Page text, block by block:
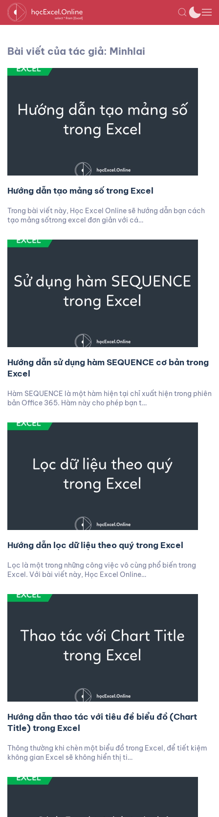
Bài viết của tác giả: Minhlai
Hướng dẫn tạo mảng số trong Excel
Trong bài viết này, Học Excel Online sẽ hướng dẫn bạn cách
tạo mảng sốtrong excel đơn giản với cá…
Hướng dẫn sử dụng hàm SEQUENCE cơ bản trong
Excel
Hàm SEQUENCE là một hàm hiện tại chỉ xuất hiện trong phiên
bản Office 365. Hàm này cho phép bạn t…
Hướng dẫn lọc dữ liệu theo quý trong Excel
Lọc là một trong những công việc vô cùng phổ biến trong
Excel. Với bài viết này, Học Excel Online…
Hướng dẫn thao tác với tiêu đề biểu đồ (Chart
Title) trong Excel
Thông thường khi chèn một biểu đồ trong Excel, để tiết kiệm
không gian Excel sẽ không hiển thị ti…